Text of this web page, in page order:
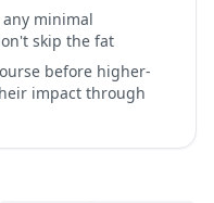
minimal
skip the fat
before higher-
impact through